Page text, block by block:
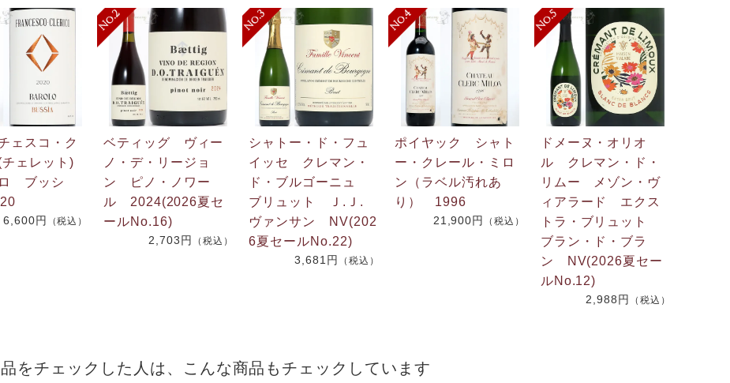
ェスコ・ク
チェレット)
ブッシ
6,600円 （税込）
ベティッグ ヴィー
ノ・デ・リージョ
ン ピノ・ノワー
ル 2024(2026夏セ
ールNo.16)
2,703円 （税込）
シャトー・ド・フュ
イッセ クレマン・
ド・ブルゴーニュ
ブリュット Ｊ.Ｊ.
ヴァンサン NV(202
6夏セールNo.22)
3,681円 （税込）
ポイヤック シャト
ー・クレール・ミロ
ン（ラベル汚れあ
り） 1996
21,900円 （税込）
ドメーヌ・オリオ
ル クレマン・ド・
リムー メゾン・ヴ
ィアラード エクス
トラ・ブリュット
ブラン・ド・ブラ
ン NV(2026夏セー
ルNo.12)
2,988円 （税込）
をチェックした人は、こんな商品もチェックしています